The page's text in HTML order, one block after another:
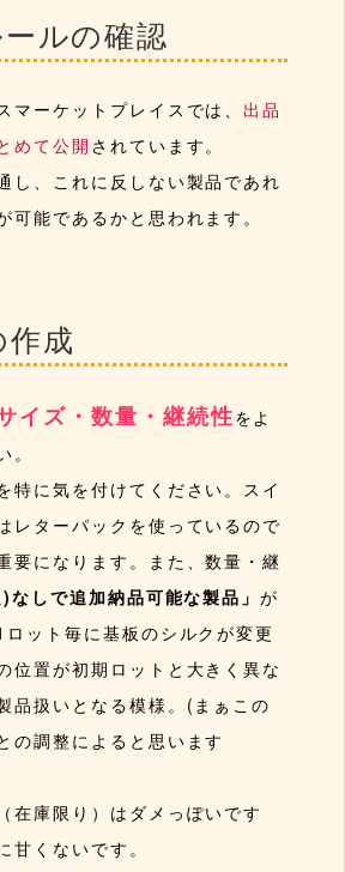
ルの確認
マーケットプレイスでは、出品
めて公開 されています。
し、これに反しない製品であれ
可能であるかと思われます。
作成
イズ・数量・継続性をよ
。
特に気を付けてください。スイ
レターパックを使っているので
要になります。また、数量・継
)なしで追加納品可能な製品」が
ット毎に基板のシルクが変更
位置が初期ロットと大きく異な
品扱いとなる模様。(まぁこの
の調整によると思います
在庫限り）はダメっぽいです
甘くないです。